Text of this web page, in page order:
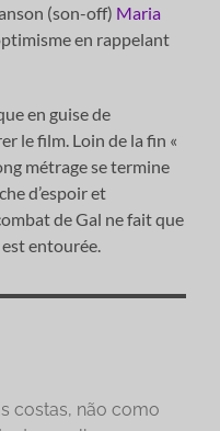
(son-off) Maria
en rappelant
en guise de
le film. Loin de la fin «
métrage se termine
d’espoir et
de Gal ne fait que
entourée.
costas, não como